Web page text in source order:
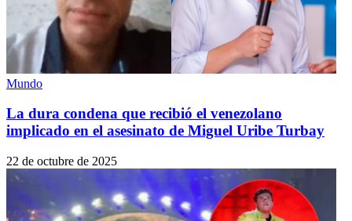
Mundo
La dura condena que recibió el venezolano
implicado en el asesinato de Miguel Uribe Turbay
22 de octubre de 2025